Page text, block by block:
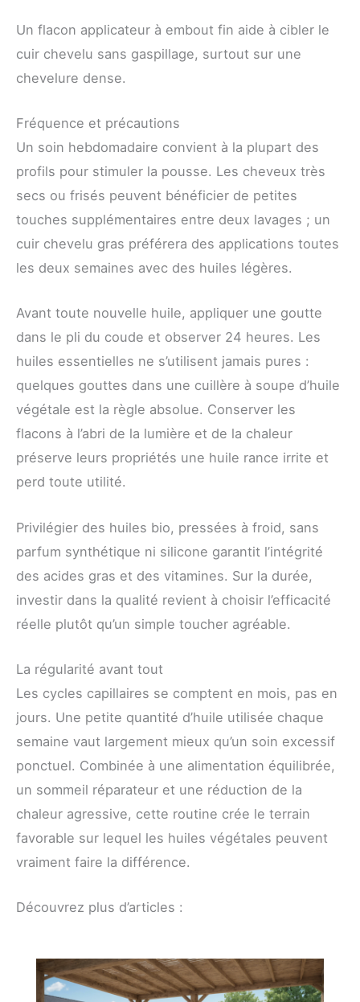
Un flacon applicateur à embout fin aide à cibler le
cuir chevelu sans gaspillage, surtout sur une
chevelure dense.
Fréquence et précautions
Un soin hebdomadaire convient à la plupart des
profils pour stimuler la pousse. Les cheveux très
secs ou frisés peuvent bénéficier de petites
touches supplémentaires entre deux lavages ; un
cuir chevelu gras préférera des applications toutes
les deux semaines avec des huiles légères.
Avant toute nouvelle huile, appliquer une goutte
dans le pli du coude et observer 24 heures. Les
huiles essentielles ne s’utilisent jamais pures :
quelques gouttes dans une cuillère à soupe d’huile
végétale est la règle absolue. Conserver les
flacons à l’abri de la lumière et de la chaleur
préserve leurs propriétés une huile rance irrite et
perd toute utilité.
Privilégier des huiles bio, pressées à froid, sans
parfum synthétique ni silicone garantit l’intégrité
des acides gras et des vitamines. Sur la durée,
investir dans la qualité revient à choisir l’efficacité
réelle plutôt qu’un simple toucher agréable.
La régularité avant tout
Les cycles capillaires se comptent en mois, pas en
jours. Une petite quantité d’huile utilisée chaque
semaine vaut largement mieux qu’un soin excessif
ponctuel. Combinée à une alimentation équilibrée,
un sommeil réparateur et une réduction de la
chaleur agressive, cette routine crée le terrain
favorable sur lequel les huiles végétales peuvent
vraiment faire la différence.
Découvrez plus d’articles :